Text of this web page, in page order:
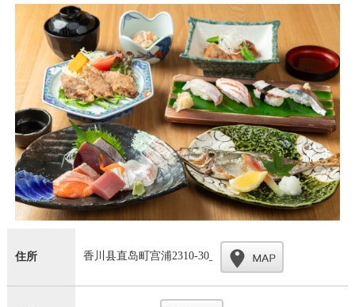
住所 香川县直岛町宫浦2310-30